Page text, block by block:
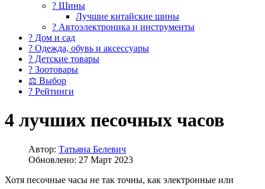
? Шины
Лучшие китайские шины
? Автоэлектроника и инструменты
? Дом и сад
? Одежда, обувь и аксессуары
? Детские товары
? Зоотовары
⚖ Выбор
? Рейтинги
4 лучших песочных часов
Автор: Татьяна Белевич
Обновлено: 27 Март 2023
Хотя песочные часы не так точны, как электронные или